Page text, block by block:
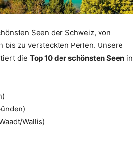
Seen der Schweiz, von
bis zu versteckten Perlen. Unsere
die Top 10 der schönsten Seen in
Wallis)